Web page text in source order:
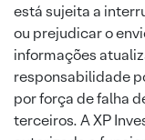
está sujeita a
ou prejudicar o
informações
responsabilidade
por força de falha
terceiros. A XP